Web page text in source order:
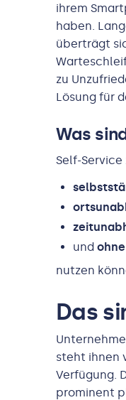
ihrem
haben.
überträgt
zu
Lösung für
Was
Self-
und
nutzen
Das
steht ihnen
Verfügung.
prominent